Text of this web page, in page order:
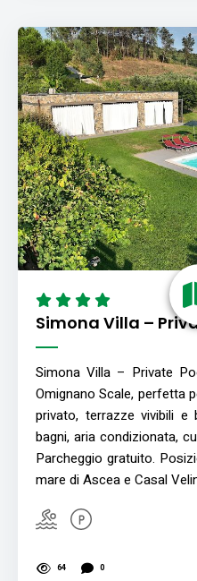
Simona Villa –
Simona Villa – Private
Omignano Scale, perfetta
privato, terrazze vivibili e
bagni, aria condizionata,
Parcheggio gratuito.
mare di Ascea e Casal
64 0